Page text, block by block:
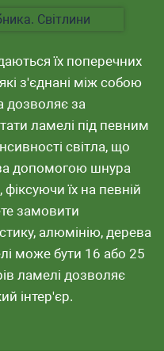
їх поперечних
з'єднані між собою
дозволяє за
ламелі під певним
світла, що
допомогою шнура
їх на певній
замовити
алюмінію, дерева
може бути 16 або 25
ламелі дозволяє
інтер'єр.